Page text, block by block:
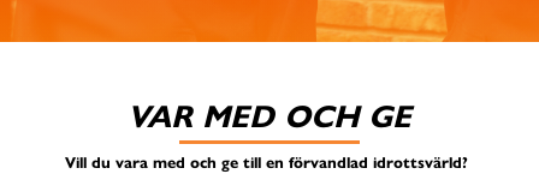
VAR MED OCH GE
Vill du vara med och ge till en förvandlad idrottsvärld?